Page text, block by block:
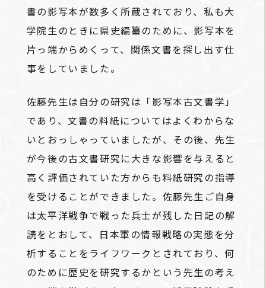
書の影写本が数多く所蔵されており、私も大
学院生のときに県史編纂のために、影写本を
片っ端からめくって、関係文書を探し出す仕
事をしていました。
佐藤先生は自分の研究は「影写本古文書学」
であり、文書の料紙についてはよくわからな
いとおっしゃっていましたが、その後、先生
が今後の古文書研究に大きな影響を与えると
高く評価されていた方からも料紙研究の指導
を受けることができました。佐藤先生ご自身
は太平洋戦争で戦った兵士が残した日記の解
読をとおして、日本軍の情報戦略の実態を分
析することをライフワークとされており、何
のために歴史を研究するかという先生の考え